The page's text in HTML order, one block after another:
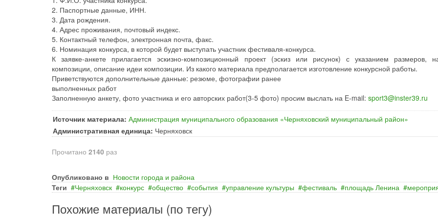
2. Паспортные данные, ИНН.
3. Дата рождения.
4. Адрес проживания, почтовый индекс.
5. Контактный телефон, электронная почта, факс.
6. Номинация конкурса, в которой будет выступать участник фестиваля-конкурса.
К заявке-анкете прилагается эскизно-композиционный проект (эскиз или рисунок) с указанием размеров,
композиции, описание идеи композиции. Из какого материала предполагается изготовление конкурсной работы.
Приветствуются дополнительные данные: резюме, фотографии ранее
выполненных работ
Заполненную анкету, фото участника и его авторских работ(3-5 фото) просим выслать на E-mail: sport3@inster39.ru
Источник материала: Администрация муниципального образования «Черняховский муниципальный район»
Административная единица: Черняховск
Прочитано 2140 раз
Опубликовано в Новости города и района
Теги
Черняховск конкурс общество события управление культуры фестиваль площадь Ленина
Похожие материалы (по тегу)